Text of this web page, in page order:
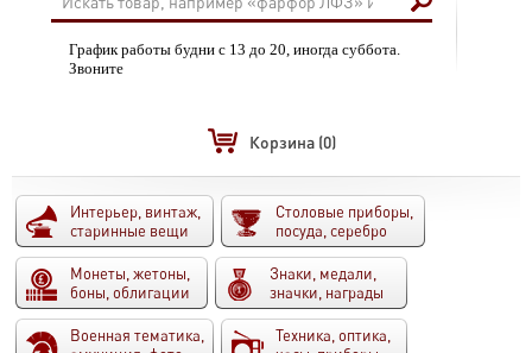
График работы будни с 13 до 20, иногда суббота.
Звоните
Корзина (0)
Интерьер, винтаж,
старинные вещи
Столовые приборы,
посуда, серебро
Монеты, жетоны,
боны, облигации
Знаки, медали,
значки, награды
Военная тематика,
Техника, оптика,